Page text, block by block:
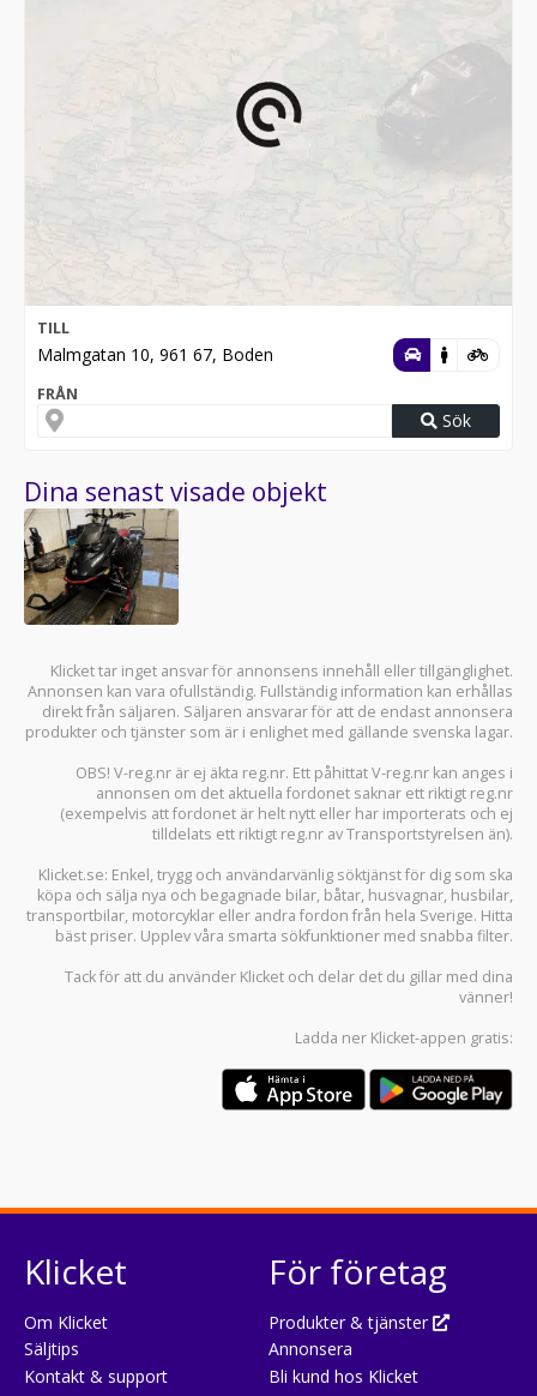
TILL
Malmgatan 10, 961 67, Boden
FRÅN
Sök
Dina senast visade objekt
Klicket tar inget ansvar för annonsens innehåll eller tillgänglighet.
Annonsen kan vara ofullständig. Fullständig information kan erhållas
direkt från säljaren. Säljaren ansvarar för att de endast annonsera
produkter och tjänster som är i enlighet med gällande svenska lagar.
OBS! V-reg.nr är ej äkta reg.nr. Ett påhittat V-reg.nr kan anges i
annonsen om det aktuella fordonet saknar ett riktigt reg.nr
(exempelvis att fordonet är helt nytt eller har importerats och ej
tilldelats ett riktigt reg.nr av Transportstyrelsen än).
Klicket.se: Enkel, trygg och användarvänlig söktjänst för dig som ska
köpa och sälja nya och begagnade bilar, båtar, husvagnar, husbilar,
transportbilar, motorcyklar eller andra fordon från hela Sverige. Hitta
bäst priser. Upplev våra smarta sökfunktioner med snabba filter.
Tack för att du använder Klicket och delar det du gillar med dina
vänner!
Ladda ner Klicket-appen gratis:
Klicket
Om Klicket
Säljtips
Kontakt & support
För företag
Produkter & tjänster
Annonsera
Bli kund hos Klicket